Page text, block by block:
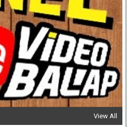
View All